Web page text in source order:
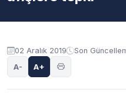
Akademik Takvim
02 Aralık 2019 Son
A- A+